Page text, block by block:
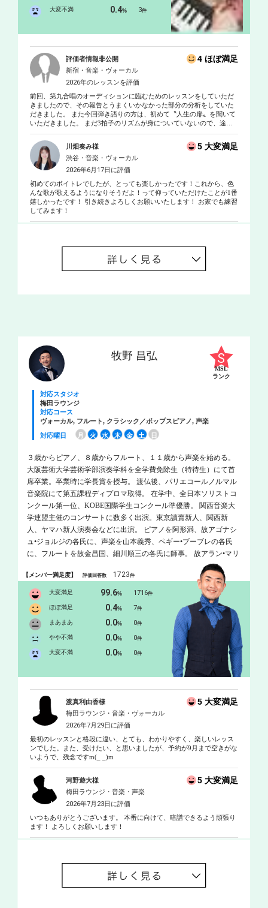
また、レコーディングディレクターとしても日々現場に立ってお
りますので、生徒さんひとりひとりに合った一番輝ける歌い方、
体の使い方、心の持ち方を引き出すことが何よりも得意です！生
ます！！ 「オンラインレッスンをご希望の会員様へ」 オンライン
レッスンについて https://www.dropbox.com/s/zw6dyvryr23gn4v/ DTM
使用ソフト：protools/Logic/Cubass/Sibelius/Finale
大変不満 0.4% 3件
評価者情報非公開 4 ほぼ満足
新宿・音楽・ヴォーカル
2026年のレッスンを評価
前回、第九合唱のオーディションに臨むためのレッスンをしていただ
きましたので、その報告とうまくいかなかった部分の分析をしていた
だきました。 また今回弾き語りの方は、初めて〝人生の扉〟を聞いて
いただきました。 まだ3拍子のリズムが身についていないので、途中
手と左手を使って、違うリズムを同時に刻む練習方法を教えていただ
きました。 ギターを持たなくてもできるので、継続してやってみよう
と思います。
川畑奏み様 5 大変満足
渋谷・音楽・ヴォーカル
2026年6月17日に評価
初めてのボイトレでしたが、とっても楽しかったです！これから、色
んな歌が歌えるようになりそうだよ！って仰っていただけたことが1番
嬉しかったです！ 引き続きよろしくお願いいたします！ お家でも練習
してみます！
牧野 昌弘
MSL
ランク
対応スタジオ
梅田ラウンジ
対応コース
ヴォーカル, フルート, クラシック／ポップスピアノ, 声楽
対応曜日
月 火 水 木 金 土 日
３歳からピアノ、８歳からフルート、１１歳から声楽を始める。
大阪芸術大学芸術学部演奏学科を全学費免除生（特待生）にて首
席卒業。卒業時に学長賞を授与。 渡仏後、パリエコールノルマル
音楽院にて第五課程ディプロマ取得。 在学中、全日本ソリストコ
ンクール第一位、KOBE国際学生コンクール準優勝。 関西音楽大
学連盟主催のコンサートに数多く出演。東京讀賣新人、関西新
人、ヤマハ新人演奏会などに出演。 ピアノを阿形満、故アゴナシ
ュ•ジョルジの各氏に、声楽を山本義秀、ペギー•ブーブレの各氏
に、フルートを故金昌国、細川順三の各氏に師事。 故アラン•マリ
オン、故パウル•マイゼン、ミヒャエル•マルティン•コフラー氏に
指導を受ける。 大阪府認定アーティスト。
【メンバー満足度】評価回答数 1723件
大変満足 99.6% 1716件
ほぼ満足 0.4% 7件
まあまあ 0.0% 0件
やや不満 0.0% 0件
大変不満 0.0% 0件
渡真利由香様 5 大変満足
梅田ラウンジ・音楽・ヴォーカル
2026年7月29日に評価
最初のレッスンと格段に違い、とても、わかりやすく、楽しいレッス
ンでした。また、受けたい、と思いましたが、予約が9月まで空きがな
いようで、残念ですm(_ _)m
河野遊大様 5 大変満足
梅田ラウンジ・音楽・声楽
2026年7月23日に評価
いつもありがとうございます。 本番に向けて、暗譜できるよう頑張り
ます！ よろしくお願いします！